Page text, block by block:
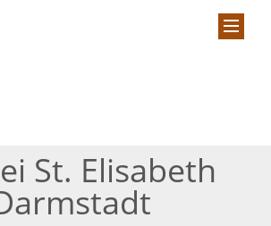
St. Elisabeth